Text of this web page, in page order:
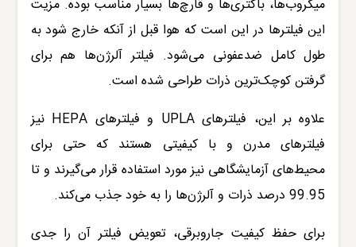
میکروب‌ها، باکتری‌ها و قارچ‌ها بسیار مناسب بوده. مزیت
این فیلترها در این است که هوا قبل از آنکه خارج شود به
طول کامل ضدعفونی می‌شود. فیلتر آلرژن‌ها هم برای
گرفتن کوچک‌ترین ذرات طراحی شده است.
علاوه بر این، فیلترهایUPLA و فیلترهای HEPA نیز
فیلترهای مدرن و با کیفیتی هستند که حتی برای
محیط‌های آزمایشگاهی نیز مورد استفاده قرار می‌گیرند و تا
99.95 درصد ذرات و آلرژن‌ها را به خود جذب می‌کند.
برای حفظ کیفیت جاروبرقی، تعویض فیلتر آن را جدی